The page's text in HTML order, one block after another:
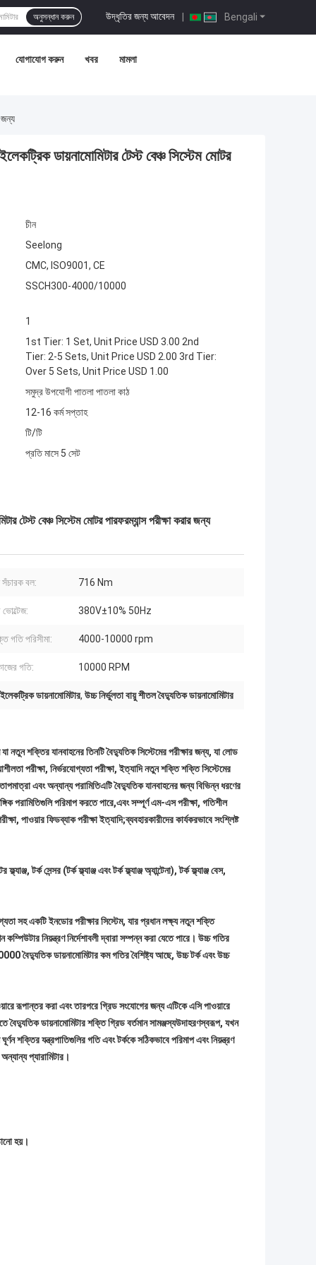
Bengali
উদ্ধৃতির জন্য আবেদন |
অনুসন্ধান করুন
যোগাযোগ করুন খবর মামলা
জন্য
ডায়নামোমিটার টেস্ট বেঞ্চ সিস্টেম মোটর
চীন
Seelong
CMC, ISO9001, CE
SSCH300-4000/10000
1
1st Tier: 1 Set, Unit Price USD 3.00 2nd
Tier: 2-5 Sets, Unit Price USD 2.00 3rd Tier:
Over 5 Sets, Unit Price USD 1.00
সমুদ্র উপযোগী পাতলা পাতলা কাঠ
12-16 কর্ম সপ্তাহ
টি/টি
প্রতি মাসে 5 সেট
বেঞ্চ সিস্টেম মোটর পারফরম্যান্স পরীক্ষা করার জন্য
সঁচারক বল: 716 Nm
ভোল্টেজ: 380V±10% 50Hz
গতি পরিসীমা: 4000-10000 rpm
গতি: 10000 RPM
ডায়নামোমিটার, উচ্চ নির্ভুলতা বায়ু শীতল বৈদ্যুতিক ডায়নামোমিটার
যা নতুন শক্তির যানবাহনের তিনটি বৈদ্যুতিক সিস্টেমের পরীক্ষার জন্য, যা লোড
পরীক্ষা, নির্ভরযোগ্যতা পরীক্ষা, ইত্যাদি নতুন শক্তি শক্তি সিস্টেমের
এবং অন্যান্য পরামিতিএটি বৈদ্যুতিক যানবাহনের জন্য বিভিন্ন ধরণের
পরামিতিগুলি পরিমাপ করতে পারে,এবং সম্পূর্ণ এম-এস পরীক্ষা, গতিশীল
পাওয়ার ফিডব্যাক পরীক্ষা ইত্যাদি;ব্যবহারকারীদের কার্যকরভাবে সংশ্লিষ্ট
ফ্ল্যাঞ্জ, টর্ক সেন্সর (টর্ক ফ্ল্যাঞ্জ এবং টর্ক ফ্ল্যাঞ্জ অ্যান্টেনা), টর্ক ফ্ল্যাঞ্জ বেস,
সহ একটি ইনডোর পরীক্ষার সিস্টেম, যার প্রধান লক্ষ্য নতুন শক্তি
নিয়ন্ত্রণ নির্দেশাবলী দ্বারা সম্পন্ন করা যেতে পারে। উচ্চ গতির
ডায়নামোমিটার কম গতির বৈশিষ্ট্য আছে, উচ্চ টর্ক এবং উচ্চ
রূপান্তর করা এবং তারপরে গ্রিড সংযোগের জন্য এটিকে এসি পাওয়ারে
বৈদ্যুতিক ডায়নামোমিটার শক্তি গ্রিড বর্তমান সামঞ্জস্যউদাহরণস্বরূপ, যখন
শক্তির যন্ত্রপাতিগুলির গতি এবং টর্ককে সঠিকভাবে পরিমাপ এবং নিয়ন্ত্রণ
অন্যান্যপ্যারামিটার।
হয়।